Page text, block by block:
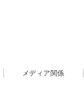
メディア関係